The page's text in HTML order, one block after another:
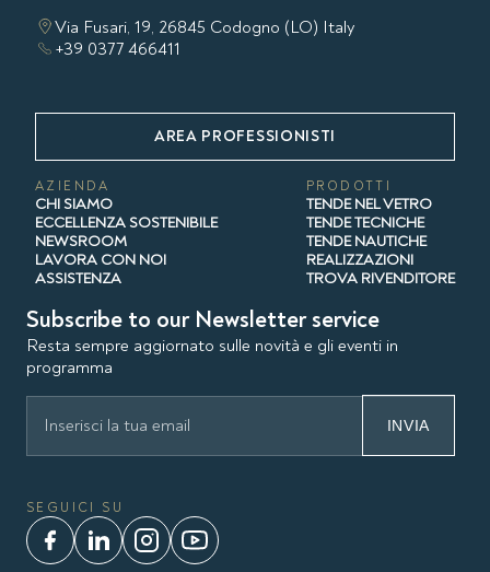
Via Fusari, 19, 26845 Codogno (LO) Italy
+39 0377 466411
AREA PROFESSIONISTI
AZIENDA
CHI SIAMO
ECCELLENZA SOSTENIBILE
NEWSROOM
LAVORA CON NOI
ASSISTENZA
PRODOTTI
TENDE NEL VETRO
TENDE TECNICHE
TENDE NAUTICHE
REALIZZAZIONI
TROVA RIVENDITORE
Subscribe to our Newsletter service
Resta sempre aggiornato sulle novità e gli eventi in
programma
INVIA
SEGUICI SU